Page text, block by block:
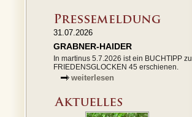
31.07.2026
GRABNER-HAIDER
In martinus 5.7.2026 ist ein BUCHTIPP zu
FRIEDENSGLOCKEN 45 erschienen.
weiterlesen